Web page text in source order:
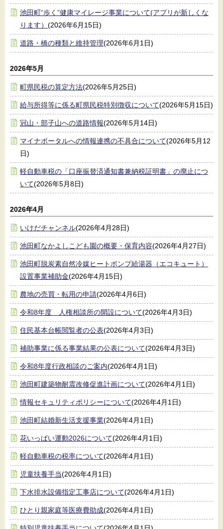
池田町“歩く”健康マイレージ事業について(アプリが新しくな
ります） (2026年6月15日)
道路・橋の種類と維持管理(2026年6月1日)
2026年5月
町県民税の算定方法(2026年5月25日)
給与所得等に係る町県民税特別徴収について(2026年5月15日)
冠山・部子山への道路情報(2026年5月14日)
マイナポータルへの情報連携の不具合について(2026年5月12
日)
軽自動車税の「口座振替済通知書兼納税証明書」の廃止につ
いて(2026年5月8日)
2026年4月
いけだチャンネル(2026年4月28日)
池田町なかよしこども園の概要・保育内容(2026年4月27日)
池田町脱炭素自然冷媒ヒートポンプ給湯器（エコキュート）
設置事業補助金(2026年4月15日)
農地の売買・転用の申請(2026年4月6日)
令和8年度 人権相談所の開設について(2026年4月3日)
住民基本台帳閲覧者の公表(2026年4月3日)
補助事業に係る事業結果の公表について(2026年4月3日)
令和8年度行政相談のご案内(2026年4月1日)
池田町建築物耐震改修促進計画について(2026年4月1日)
情報セキュリティポリシーについて(2026年4月1日)
池田町結婚新生活支援事業(2026年4月1日)
花いっぱい運動2026について(2026年4月1日)
軽自動車税の税率について(2026年4月1日)
児童扶養手当(2026年4月1日)
下水排水設備指定工事店について(2026年4月1日)
ひとり親家庭等医療費助成(2026年4月1日)